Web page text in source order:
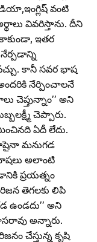
వంటి
వివరిస్తాను. దీని
ఇతర
కానీ సవర భాష
నేర్పించాలనే
చెప్తున్నాం’’ అని
చెప్పారు.
ఏదీ లేదు.
మనుగడ
అలాంటి
ప్రయత్నం
తెగలకు లిపి
ఉండదు’’ అని
అన్నారు.
చేస్తున్న కృషి